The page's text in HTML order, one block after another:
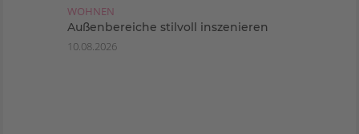
WOHNEN
Außenbereiche stilvoll inszenieren
10.08.2026